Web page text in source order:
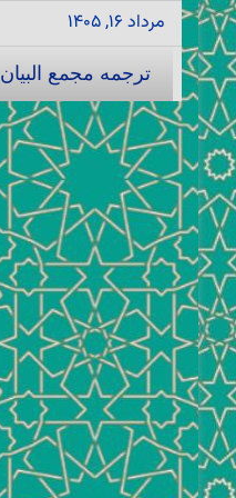
مرداد ۱۶, ۱۴۰۵
ترجمه مجمع البیان